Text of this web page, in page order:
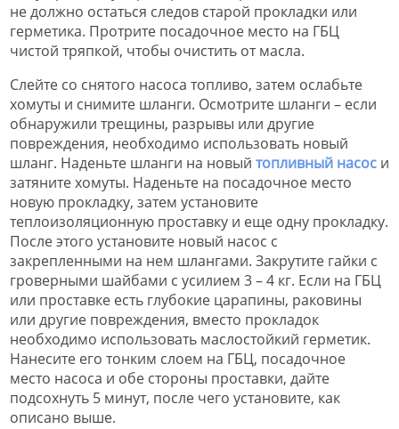
не должно остаться следов старой прокладки или
герметика. Протрите посадочное место на ГБЦ
чистой тряпкой, чтобы очистить от масла.
Слейте со снятого насоса топливо, затем ослабьте
хомуты и снимите шланги. Осмотрите шланги – если
обнаружили трещины, разрывы или другие
повреждения, необходимо использовать новый
шланг. Наденьте шланги на новый топливный насос и
затяните хомуты. Наденьте на посадочное место
новую прокладку, затем установите
теплоизоляционную проставку и еще одну прокладку.
После этого установите новый насос с
закрепленными на нем шлангами. Закрутите гайки с
гроверными шайбами с усилием 3 – 4 кг. Если на ГБЦ
или проставке есть глубокие царапины, раковины
или другие повреждения, вместо прокладок
необходимо использовать маслостойкий герметик.
Нанесите его тонким слоем на ГБЦ, посадочное
место насоса и обе стороны проставки, дайте
подсохнуть 5 минут, после чего установите, как
описано выше.